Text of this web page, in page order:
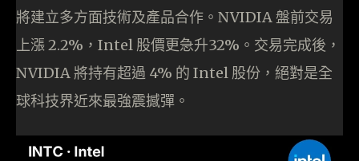
將建立多方面技術及產品合作。NVIDIA 盤前交易
上漲 2.2%，Intel 股價更急升32%。交易完成後，
NVIDIA 將持有超過 4% 的 Intel 股份，絕對是全
球科技界近來最強震撼彈。